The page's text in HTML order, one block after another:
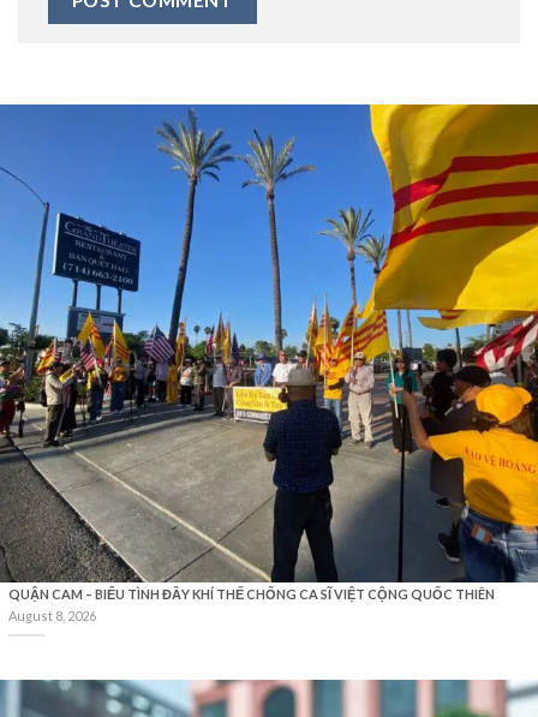
QUẬN CAM – BIỂU TÌNH ĐẦY KHÍ THẾ CHỐNG CA SĨ VIỆT CỘNG QUỐC THIÊN
August 8, 2026